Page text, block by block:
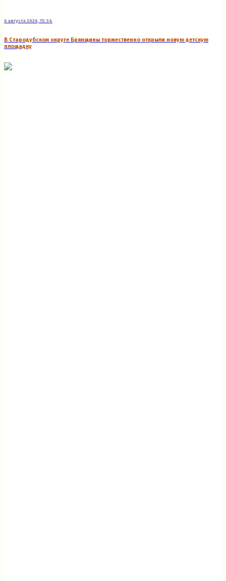
6 августа 2026, 15:34
В Стародубском округе Брянщины торжественно открыли новую детскую
площадку